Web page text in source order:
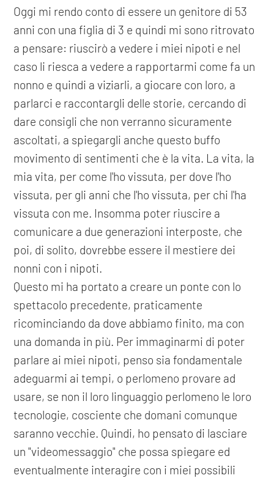
Oggi mi rendo conto di essere un genitore di 53
anni con una figlia di 3 e quindi mi sono ritrovato
a pensare: riuscirò a vedere i miei nipoti e nel
caso li riesca a vedere a rapportarmi come fa un
nonno e quindi a viziarli, a giocare con loro, a
parlarci e raccontargli delle storie, cercando di
dare consigli che non verranno sicuramente
ascoltati, a spiegargli anche questo buffo
movimento di sentimenti che è la vita. La vita, la
mia vita, per come l'ho vissuta, per dove l'ho
vissuta, per gli anni che l'ho vissuta, per chi l'ha
vissuta con me. Insomma poter riuscire a
comunicare a due generazioni interposte, che
poi, di solito, dovrebbe essere il mestiere dei
nonni con i nipoti.
Questo mi ha portato a creare un ponte con lo
spettacolo precedente, praticamente
ricominciando da dove abbiamo finito, ma con
una domanda in più. Per immaginarmi di poter
parlare ai miei nipoti, penso sia fondamentale
adeguarmi ai tempi, o perlomeno provare ad
usare, se non il loro linguaggio perlomeno le loro
tecnologie, cosciente che domani comunque
saranno vecchie. Quindi, ho pensato di lasciare
un "videomessaggio" che possa spiegare ed
eventualmente interagire con i miei possibili